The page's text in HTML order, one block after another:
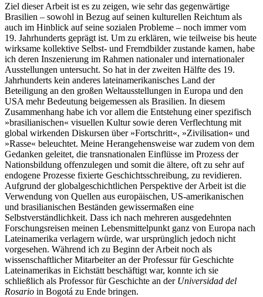
Ziel dieser Arbeit ist es zu zeigen, wie sehr das gegenwärtige
Brasilien – sowohl in Bezug auf seinen kulturellen Reichtum als
auch im Hinblick auf seine sozialen Probleme – noch immer vom
19. Jahrhunderts geprägt ist. Um zu erklären, wie teilweise bis heute
wirksame kollektive Selbst- und Fremdbilder zustande kamen, habe
ich deren Inszenierung im Rahmen nationaler und internationaler
Ausstellungen untersucht. So hat in der zweiten Hälfte des 19.
Jahrhunderts kein anderes lateinamerikanisches Land der
Beteiligung an den großen Weltausstellungen in Europa und den
USA mehr Bedeutung beigemessen als Brasilien. In diesem
Zusammenhang habe ich vor allem die Entstehung einer spezifisch
»brasilianischen« visuellen Kultur sowie deren Verflechtung mit
global wirkenden Diskursen über »Fortschritt«, »Zivilisation« und
»Rasse« beleuchtet. Meine Herangehensweise war zudem von dem
Gedanken geleitet, die transnationalen Einflüsse im Prozess der
Nationsbildung offenzulegen und somit die ältere, oft zu sehr auf
endogene Prozesse fixierte Geschichtsschreibung, zu revidieren.
Aufgrund der globalgeschichtlichen Perspektive der Arbeit ist die
Verwendung von Quellen aus europäischen, US-amerikanischen
und brasilianischen Beständen gewissermaßen eine
Selbstverständlichkeit. Dass ich nach mehreren ausgedehnten
Forschungsreisen meinen Lebensmittelpunkt ganz von Europa nach
Lateinamerika verlagern würde, war ursprünglich jedoch nicht
vorgesehen. Während ich zu Beginn der Arbeit noch als
wissenschaftlicher Mitarbeiter an der Professur für Geschichte
Lateinamerikas in Eichstätt beschäftigt war, konnte ich sie
schließlich als Professor für Geschichte an der Universidad del
Rosario in Bogotá zu Ende bringen.